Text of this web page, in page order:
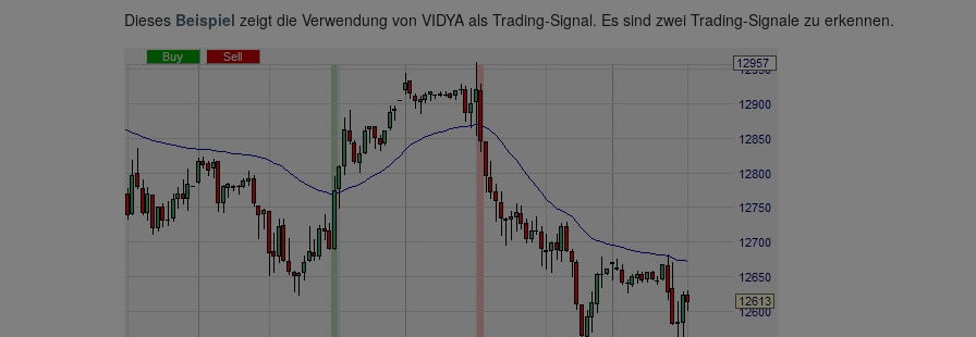
Dieses Beispiel zeigt die Verwendung von VIDYA als Trading-Signal. Es sind zwei Trading-Signale zu erkennen.